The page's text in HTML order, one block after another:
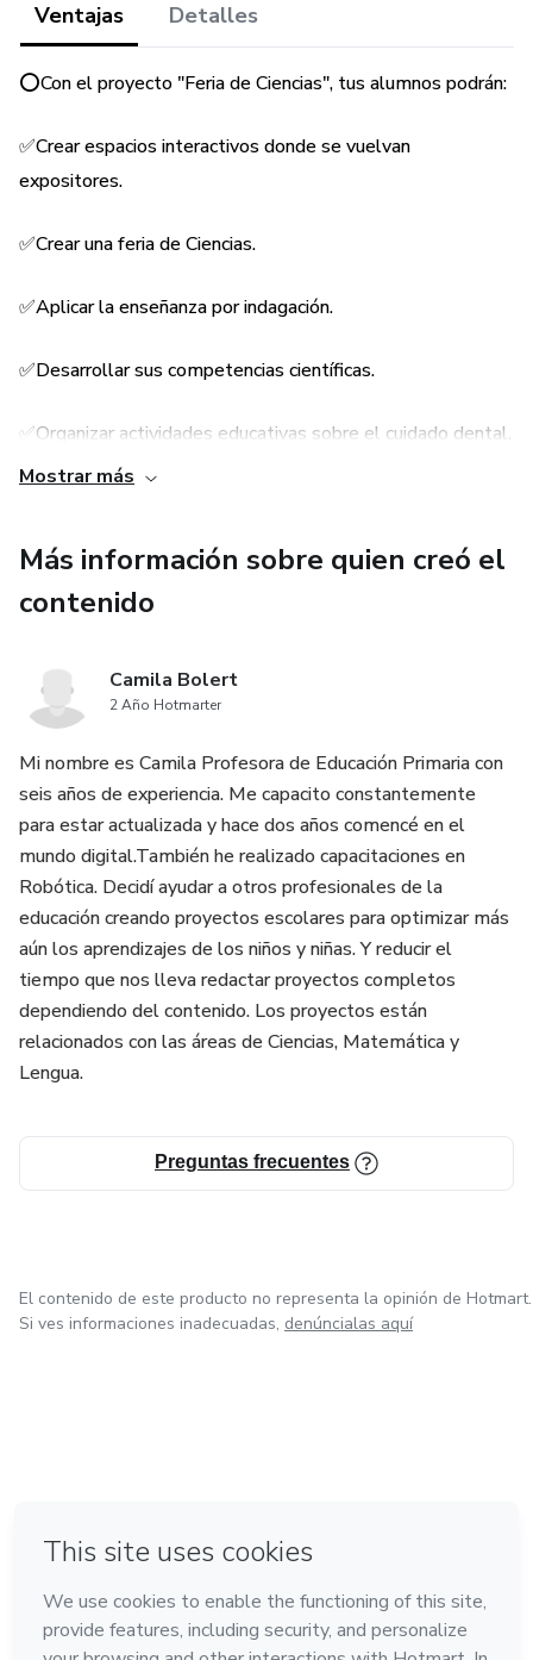
Ventajas Detalles
⭕Con el proyecto "Feria de Ciencias", tus alumnos podrán:
✅Crear espacios interactivos donde se vuelvan
expositores.
✅Crear una feria de Ciencias.
✅Aplicar la enseñanza por indagación.
✅Desarrollar sus competencias científicas.
✅Organizar actividades educativas sobre el cuidado dental,
la importancia de controles odontológicos y la relación
Mostrar más
Más información sobre quien creó el
contenido
Camila Bolert
2 Año Hotmarter
Mi nombre es Camila Profesora de Educación Primaria con
seis años de experiencia. Me capacito constantemente
para estar actualizada y hace dos años comencé en el
mundo digital.También he realizado capacitaciones en
Robótica. Decidí ayudar a otros profesionales de la
educación creando proyectos escolares para optimizar más
aún los aprendizajes de los niños y niñas. Y reducir el
tiempo que nos lleva redactar proyectos completos
dependiendo del contenido. Los proyectos están
relacionados con las áreas de Ciencias, Matemática y
Lengua.
Preguntas frecuentes
El contenido de este producto no representa la opinión de Hotmart.
Si ves informaciones inadecuadas, denúncialas aquí
Hecho con❤ en Ciudad de México